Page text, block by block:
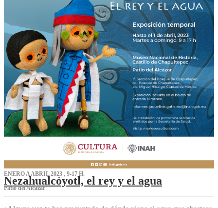
ENERO A ABRIL 2023 , 9-17 H.
Nezahualcóyotl, el rey y el agua
Patio del Alcázar